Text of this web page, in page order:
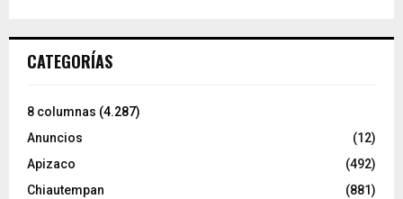
CATEGORÍAS
8 columnas (4.287)
Anuncios
(12)
Apizaco
(492)
Chiautempan
(881)